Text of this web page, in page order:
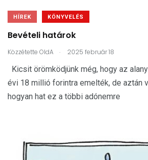
HÍREK KÖNYVELÉS
Bevételi határok
Közzétette OldA . 2025 február 18
Kicsit örömködjünk még, hogy az
évi 18 millió forintra emelték, de aztán
hogyan hat ez a többi adónemre